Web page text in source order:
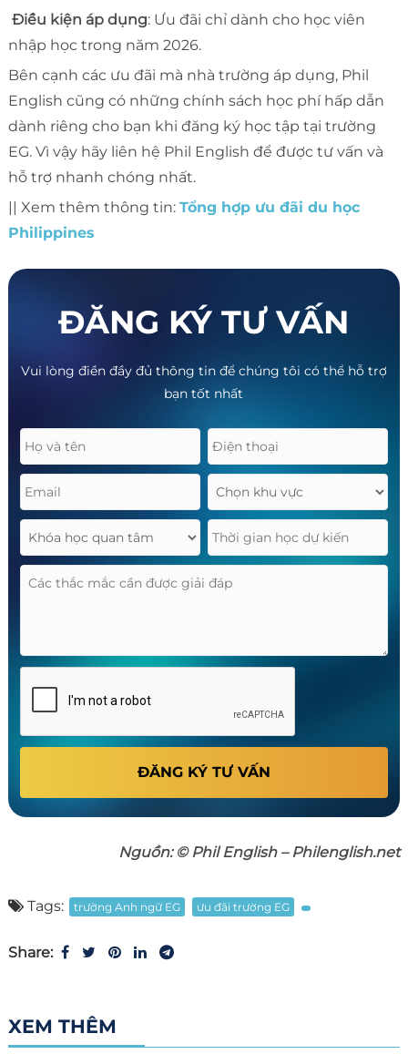
Điều kiện áp dụng: Ưu đãi chỉ dành cho học viên
nhập học trong năm 2026.
Bên cạnh các ưu đãi mà nhà trường áp dụng, Phil
English cũng có những chính sách học phí hấp dẫn
dành riêng cho bạn khi đăng ký học tập tại trường
EG. Vì vậy hãy liên hệ Phil English để được tư vấn và
hỗ trợ nhanh chóng nhất.
|| Xem thêm thông tin: Tổng hợp ưu đãi du học
Philippines
ĐĂNG KÝ TƯ VẤN
Vui lòng điền đầy đủ thông tin để chúng tôi có thể hỗ trợ
bạn tốt nhất
ĐĂNG KÝ TƯ VẤN
Nguồn: © Phil English – Philenglish.net
Tags: trường Anh ngữ EG ưu đãi trường EG
Share:
XEM THÊM